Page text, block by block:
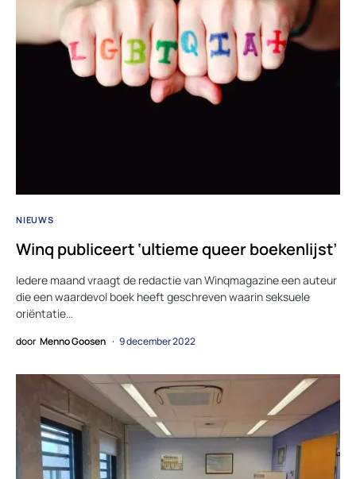
NIEUWS
Winq publiceert ‘ultieme queer boekenlijst’
Iedere maand vraagt de redactie van Winqmagazine een auteur
die een waardevol boek heeft geschreven waarin seksuele
oriëntatie…
door Menno Goosen 9 december 2022